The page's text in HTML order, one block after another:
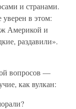
и странами.
в этом:
Америкой и
раздавили».
вопросов —
как вулкан: